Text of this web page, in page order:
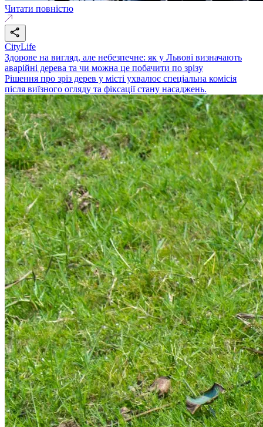
Читати повністю
CityLife
Здорове на вигляд, але небезпечне: як у Львові визначають
аварійні дерева та чи можна це побачити по зрізу
Рішення про зріз дерев у місті ухвалює спеціальна комісія
після виїзного огляду та фіксації стану насаджень.